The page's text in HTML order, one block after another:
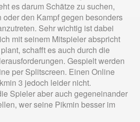
es darum Schätze zu suchen,
oder den Kampf gegen besonders
Sehr wichtig ist dabei
mit seinem Mitspieler abspricht
schafft es auch durch die
Gespielt werden
per Splitscreen. Einen Online
3 jedoch leider nicht.
Spieler aber auch gegeneinander
wer seine Pikmin besser im